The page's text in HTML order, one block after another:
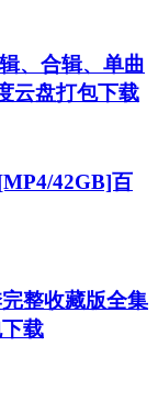
、合辑、单曲
云盘打包下载
42GB]百
整收藏版全集
载